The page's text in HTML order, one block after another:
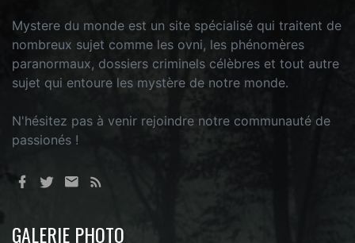
Mystere du monde est un site spécialisé qui traitent de
nombreux sujet comme les ovni, les phénomères
paranormaux, dossiers criminels célèbres et tout autre
sujet qui entoure les mystère de notre monde.
N'hésitez pas à venir rejoindre notre communauté de
passionés !
GALERIE PHOTO